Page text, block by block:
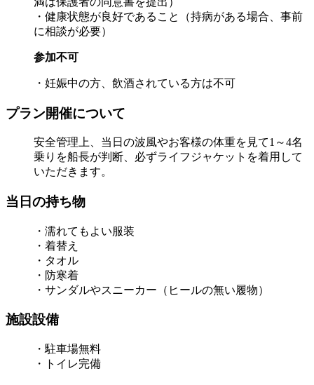
・健康状態が良好であること（持病がある場合、事前
に相談が必要）
参加不可
・妊娠中の方、飲酒されている方は不可
プラン開催について
安全管理上、当日の波風やお客様の体重を見て1～4名
乗りを船長が判断、必ずライフジャケットを着用して
いただきます。
当日の持ち物
・濡れてもよい服装
・着替え
・タオル
・防寒着
・サンダルやスニーカー（ヒールの無い履物）
施設設備
・駐車場無料
・トイレ完備